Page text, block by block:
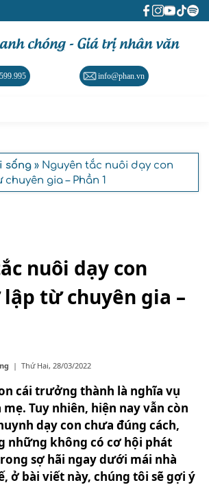
chóng - Giá trị nhân văn
info@phan.vn
sống » Nguyên tắc nuôi dạy con
gia – Phần 1
nuôi dạy con
từ chuyên gia –
| Thứ Hai, 28/03/2022
cái trưởng thành là nghĩa vụ
mẹ. Tuy nhiên, hiện nay vẫn còn
dạy con chưa đúng cách,
những không có cơ hội phát
sợ hãi ngay dưới mái nhà
ở bài viết này, chúng tôi sẽ gợi ý